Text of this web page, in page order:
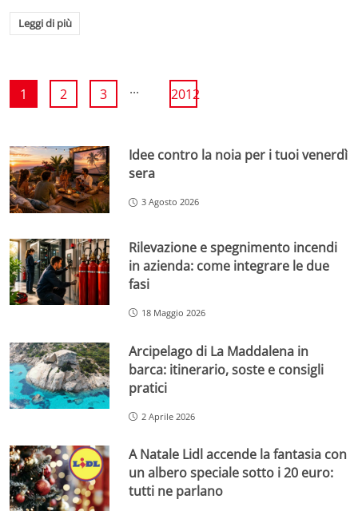
Leggi di più
1 2 3 ... 2012
Idee contro la noia per i tuoi venerdì
sera
3 Agosto 2026
Rilevazione e spegnimento incendi
in azienda: come integrare le due
fasi
18 Maggio 2026
Arcipelago di La Maddalena in
barca: itinerario, soste e consigli
pratici
2 Aprile 2026
A Natale Lidl accende la fantasia con
un albero speciale sotto i 20 euro:
tutti ne parlano